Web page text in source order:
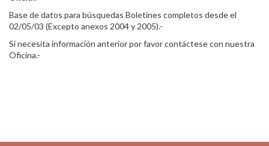
Base de datos para búsquedas Boletines completos desde el
02/05/03 (Excepto anexos 2004 y 2005).-
Si necesita información anterior por favor contáctese con nuestra
Oficina.-